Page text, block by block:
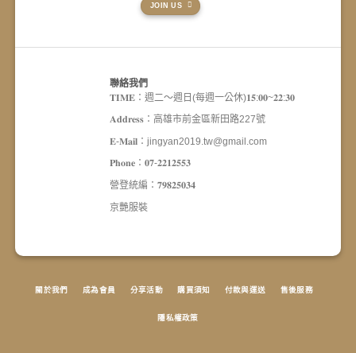
JOIN US
聯絡我們
𝐓𝐈𝐌𝐄：週二～週日(每週一公休)𝟏𝟓:𝟎𝟎~𝟐𝟐:𝟑𝟎
𝐀𝐝𝐝𝐫𝐞𝐬𝐬：高雄市前金區新田路227號
𝐄-𝐌𝐚𝐢𝐥：jingyan2019.tw@gmail.com
𝐏𝐡𝐨𝐧𝐞：𝟎𝟕-𝟐𝟐𝟏𝟐𝟓𝟓𝟑
營登統編：𝟕𝟗𝟖𝟐𝟓𝟎𝟑𝟒
京艷服裝
關於我們 成為會員 分享活動 購買須知 付款與運送 售後服務
隱私權政策